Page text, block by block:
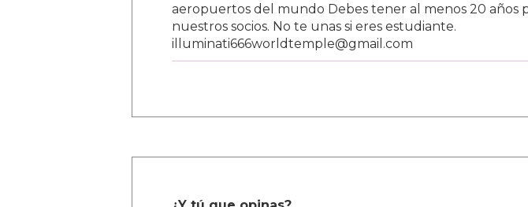
aeropuertos del mundo Debes tener al menos 20 años
nuestros socios. No te unas si eres estudiante.
illuminati666worldtemple@gmail.com